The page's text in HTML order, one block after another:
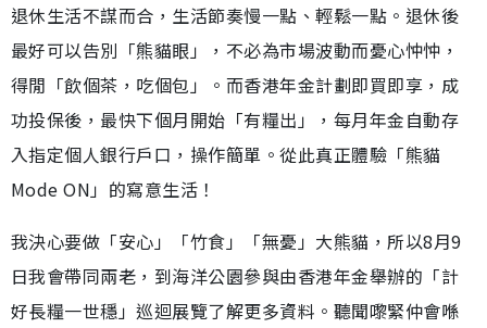
退休生活不謀而合，生活節奏慢一點、輕鬆一點。退休後
最好可以告別「熊貓眼」，不必為市場波動而憂心忡忡，
得閒「飲個茶，吃個包」。而香港年金計劃即買即享，成
功投保後，最快下個月開始「有糧出」，每月年金自動存
入指定個人銀行戶口，操作簡單。從此真正體驗「熊貓
Mode ON」的寫意生活！
我決心要做「安心」「竹食」「無憂」大熊貓，所以8月9
日我會帶同兩老，到海洋公園參與由香港年金舉辦的「計
好長糧一世穩」巡迴展覽了解更多資料。聽聞嚟緊仲會喺